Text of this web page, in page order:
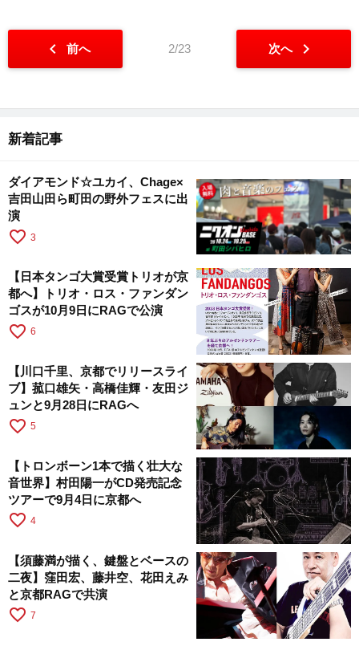
chevron_left 前へ 2/23 次へ chevron_right
新着記事
ダイアモンド☆ユカイ、Chage×
吉田山田ら町田の野外フェスに出
演
favorite_border 3
【日本タンゴ大賞受賞トリオが京
都へ】トリオ・ロス・ファンダン
ゴスが10月9日にRAGで公演
favorite_border 6
【川口千里、京都でリリースライ
ブ】菰口雄矢・高橋佳輝・友田ジ
ュンと9月28日にRAGへ
favorite_border 5
【トロンボーン1本で描く壮大な
音世界】村田陽一がCD発売記念
ツアーで9月4日に京都へ
favorite_border 4
【須藤満が描く、鍵盤とベースの
二夜】窪田宏、藤井空、花田えみ
と京都RAGで共演
favorite_border 7